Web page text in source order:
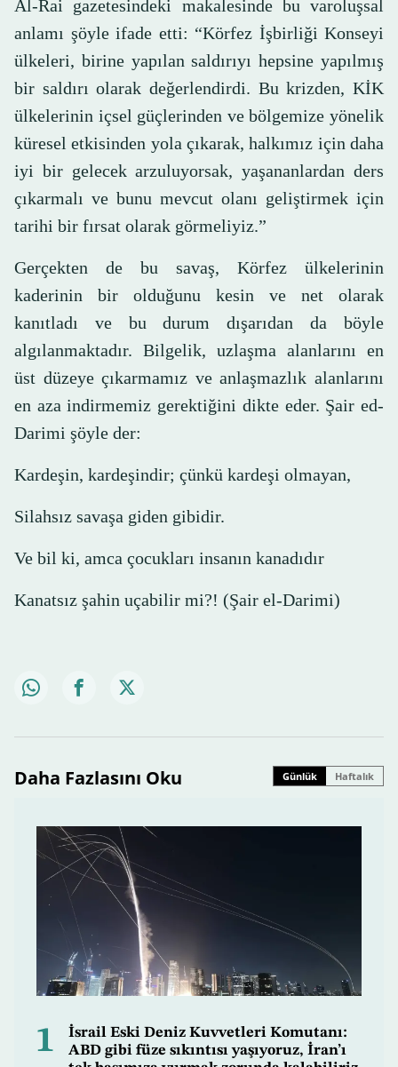
Al-Rai gazetesindeki makalesinde bu varoluşsal
anlamı şöyle ifade etti: “Körfez İşbirliği Konseyi
ülkeleri, birine yapılan saldırıyı hepsine yapılmış
bir saldırı olarak değerlendirdi. Bu krizden, KİK
ülkelerinin içsel güçlerinden ve bölgemize yönelik
küresel etkisinden yola çıkarak, halkımız için daha
iyi bir gelecek arzuluyorsak, yaşananlardan ders
çıkarmalı ve bunu mevcut olanı geliştirmek için
tarihi bir fırsat olarak görmeliyiz.”
Gerçekten de bu savaş, Körfez ülkelerinin
kaderinin bir olduğunu kesin ve net olarak
kanıtladı ve bu durum dışarıdan da böyle
algılanmaktadır. Bilgelik, uzlaşma alanlarını en
üst düzeye çıkarmamız ve anlaşmazlık alanlarını
en aza indirmemiz gerektiğini dikte eder. Şair ed-
Darimi şöyle der:
Kardeşin, kardeşindir; çünkü kardeşi olmayan,
Silahsız savaşa giden gibidir.
Ve bil ki, amca çocukları insanın kanadıdır
Kanatsız şahin uçabilir mi?! (Şair el-Darimi)
Daha Fazlasını Oku Günlük Haftalık
1
İsrail Eski Deniz Kuvvetleri Komutanı:
ABD gibi füze sıkıntısı yaşıyoruz, İran’ı